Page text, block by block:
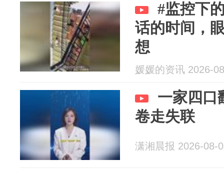
#监控下
话的时间，
想
媛媛的资讯 2026-
一家四口
卷走失联
潇湘晨报 2026-08-